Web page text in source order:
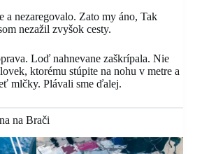
a nezaregovalo. Zato my áno, Tak
nezažil zvyšok cesty.
Loď nahnevane zaškrípala. Nie
ktorému stúpite na nohu v metre a
mlčky. Plávali sme ďalej.
na Brači